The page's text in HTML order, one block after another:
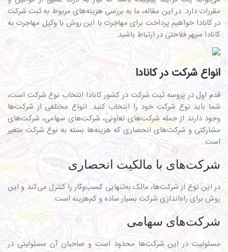
مقررات دارد. در این مقاله، ما به بررسی هزینه‌های مربوط به ثبت شرکت
در کانادا خواهیم پرداخت برای مهاجرت با این روش باوکیل مهاجرت به
کانادا سپهر فلاحتی در ارتباط باشید.
انواع شرکت در کانادا
قدم اول در پروسهثبت شرکت در کشور کانادا انتخاب نوع شرکت است،
شما باید نوع شرکت خود را انتخاب کنید. انواع مختلفی از شرکت‌ها
وجود دارند از جمله شرکت‌های تعاونی، شرکت‌های سهامی، شرکت‌های
مشارکتی و شرکت‌های انحصاری که هزینه‌ها بسته به نوع شرکت متغیر
است.
شرکت‌های با مالکیت انحصاری
در این نوع از شرکت‌ها، مالک به‌تنهایی کسب‌وکار را کنترل می‌کند و این
روش برای راه‌اندازی شرکت بسیار ساده و کم‌هزینه است.
شرکت‌های سهامی
مسئولیت در این شرکت‌ها محدود است و صاحبان آن مسئولیتی در